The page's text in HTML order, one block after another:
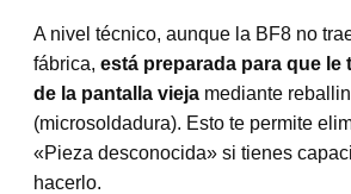
A nivel técnico, aunque la BF8 no
fábrica, está preparada para que le
de la pantalla vieja mediante
(microsoldadura). Esto te permite
«Pieza desconocida» si tienes
hacerlo.